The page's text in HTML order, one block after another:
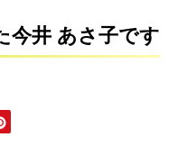
今井 あさ子です